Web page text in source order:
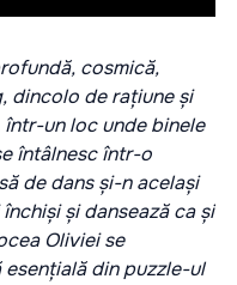
cosmică,
dincolo de rațiune și
un loc unde binele
întâlnesc într-o
de dans și-n același
și dansează ca și
Oliviei se
din puzzle-ul